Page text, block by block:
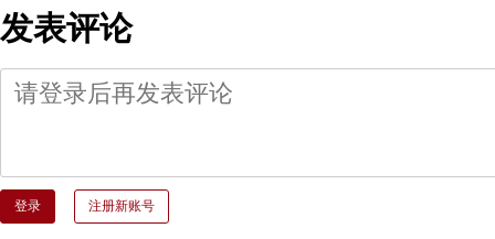
发表评论
登录 注册新账号